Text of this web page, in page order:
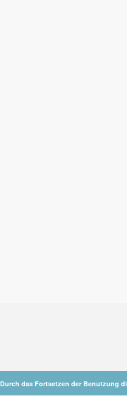
Durch das Fortsetzen der Benutzung